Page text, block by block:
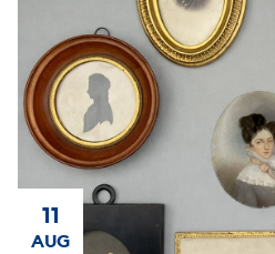
11
AUG